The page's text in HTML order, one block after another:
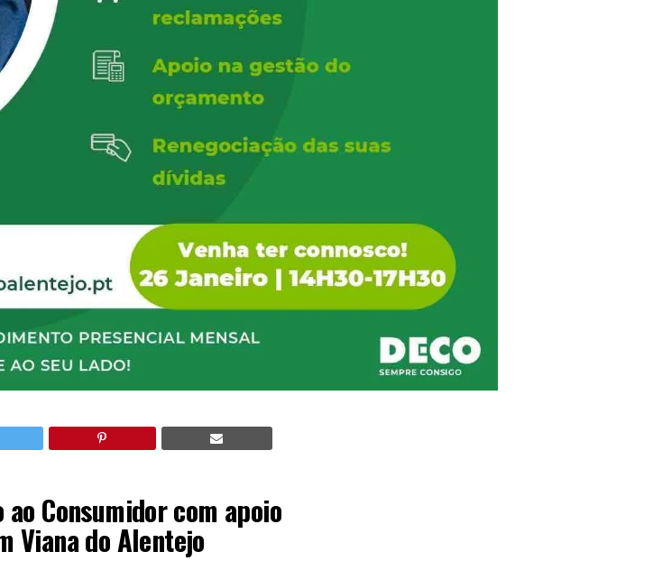
Consumidor com apoio
Viana do Alentejo